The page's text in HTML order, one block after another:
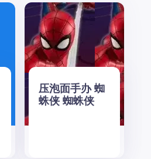
压泡面手办 蜘
蛛侠 蜘蛛侠